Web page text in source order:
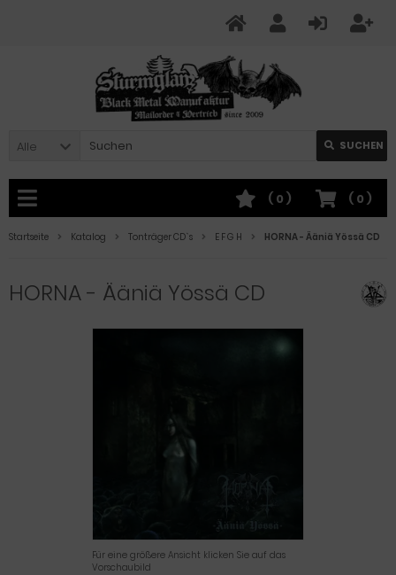
Alle SUCHEN
( 0 )
( 0 )
Startseite Katalog Tonträger CD`s E F G H HORNA - Ääniä Yössä CD
HORNA - Ääniä Yössä CD
Für eine größere Ansicht klicken Sie auf das
Vorschaubild